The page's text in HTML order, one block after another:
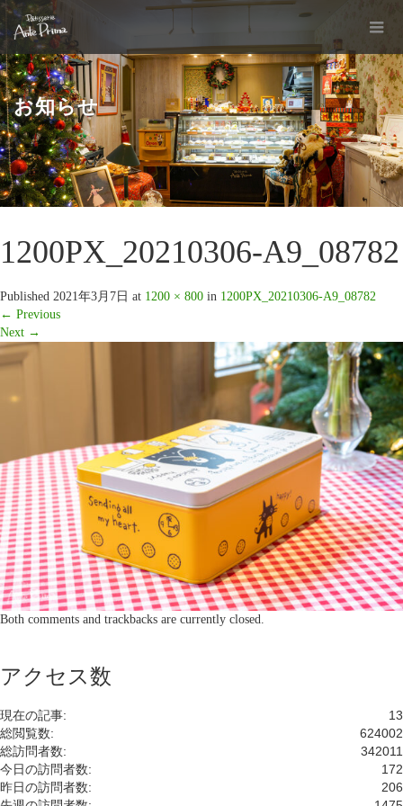
お知らせ
1200PX_20210306-A9_08782
Published 2021年3月7日 at 1200 × 800 in 1200PX_20210306-A9_08782
← Previous
Next →
Both comments and trackbacks are currently closed.
アクセス数
13
現在の記事:
624002
総閲覧数:
342011
総訪問者数:
172
今日の訪問者数:
206
昨日の訪問者数: